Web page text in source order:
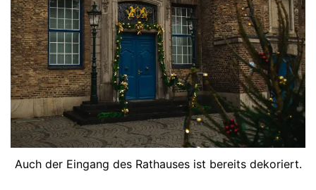
e
n
1
9
4
6
b
Auch der Eingang des Rathauses ist bereits dekoriert.